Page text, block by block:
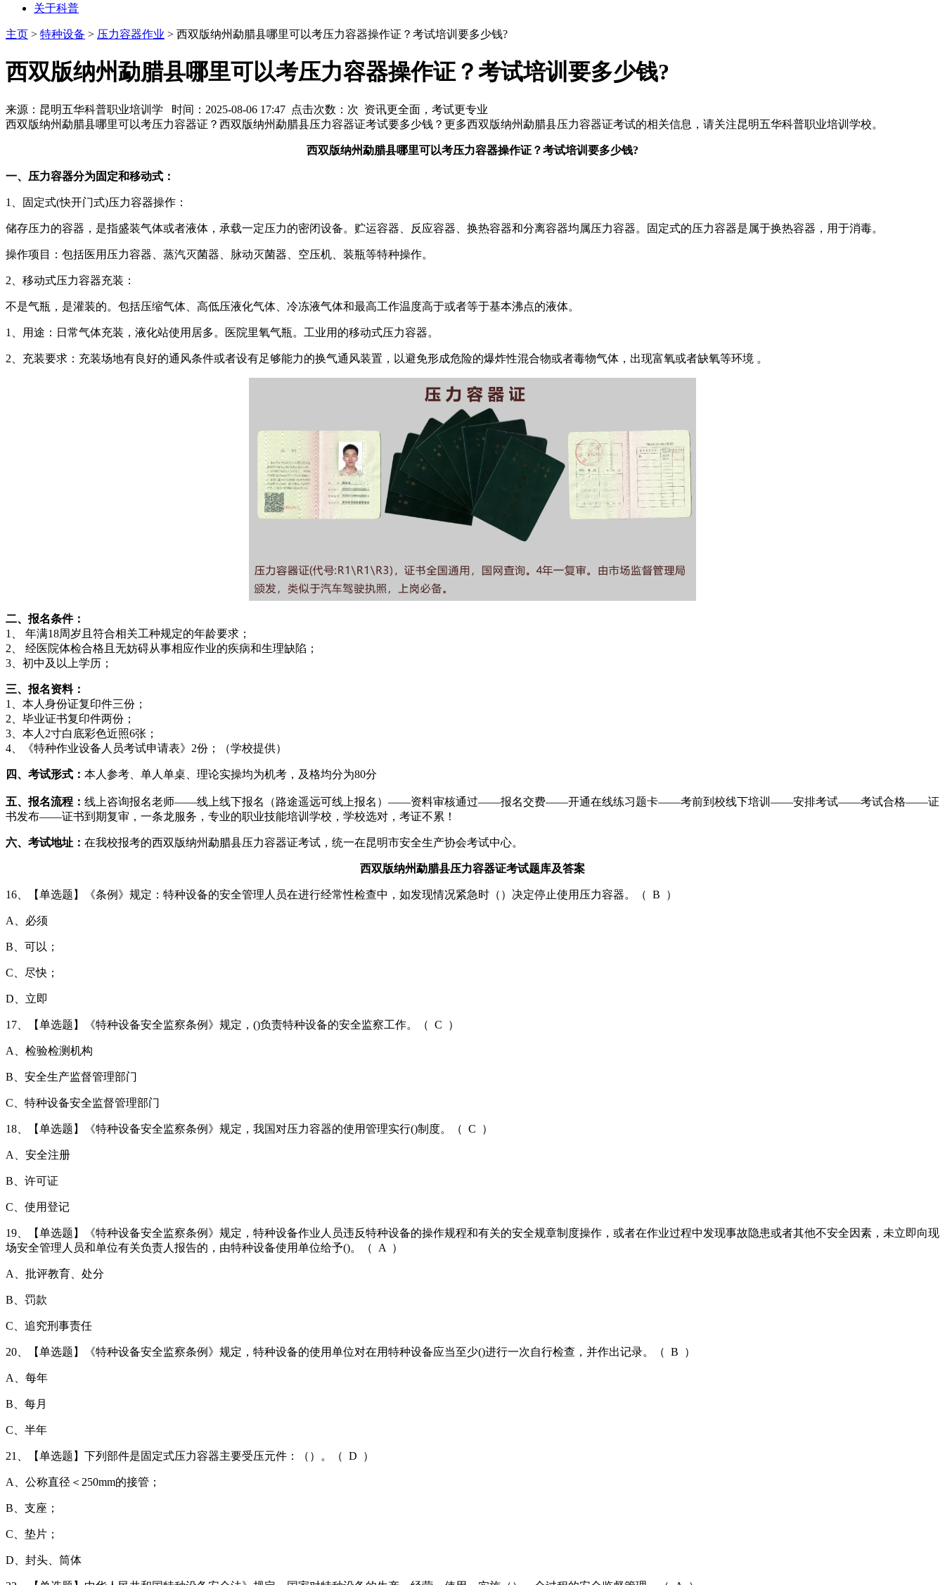
关于科普
主页 > 特种设备 > 压力容器作业 > 西双版纳州勐腊县哪里可以考压力容器操作证？考试培训要多少钱?
西双版纳州勐腊县哪里可以考压力容器操作证？考试培训要多少钱?
来源：昆明五华科普职业培训学 时间：2025-08-06 17:47 点击次数： 次 资讯更全面，考试更专业
西双版纳州勐腊县哪里可以考压力容器证？西双版纳州勐腊县压力容器证考试要多少钱？更多西双版纳州勐腊县压力容器证考试的相关信息，请关注昆明五华科普职业培训学校。
西双版纳州勐腊县哪里可以考压力容器操作证？考试培训要多少钱?
一、压力容器分为固定和移动式：
1、固定式(快开门式)压力容器操作：
储存压力的容器，是指盛装气体或者液体，承载一定压力的密闭设备。贮运容器、反应容器、换热容器和分离容器均属压力容器。固定式的压力容器是属于换热容器，用于消毒。
操作项目：包括医用压力容器、蒸汽灭菌器、脉动灭菌器、空压机、装瓶等特种操作。
2、移动式压力容器充装：
不是气瓶，是灌装的。包括压缩气体、高低压液化气体、冷冻液气体和最高工作温度高于或者等于基本沸点的液体。
1、用途：日常气体充装，液化站使用居多。医院里氧气瓶。工业用的移动式压力容器。
2、充装要求：充装场地有良好的通风条件或者设有足够能力的换气通风装置，以避免形成危险的爆炸性混合物或者毒物气体，出现富氧或者缺氧等环境 。
二、报名条件：
1、 年满18周岁且符合相关工种规定的年龄要求；
2、 经医院体检合格且无妨碍从事相应作业的疾病和生理缺陷；
3、初中及以上学历；
三、报名资料：
1、本人身份证复印件三份；
2、毕业证书复印件两份；
3、本人2寸白底彩色近照6张；
4、《特种作业设备人员考试申请表》2份；（学校提供）
四、考试形式： 本人参考、单人单桌、理论实操均为机考，及格均分为80分
五、报名流程： 线上咨询报名老师——线上线下报名（路途遥远可线上报名）——资料审核通过——报名交费——开通在线练习题卡——考前到校线下培训——安排考试——考试合格——证
书发布——证书到期复审，一条龙服务，专业的职业技能培训学校，学校选对，考证不累！
六、考试地址： 在我校报考的西双版纳州勐腊县压力容器证考试，统一在昆明市安全生产协会考试中心。
西双版纳州勐腊县压力容器证考试题库及答案
16、【单选题】《条例》规定：特种设备的安全管理人员在进行经常性检查中，如发现情况紧急时（）决定停止使用压力容器。（ B ）
A、必须
B、可以；
C、尽快；
D、立即
17、【单选题】《特种设备安全监察条例》规定，()负责特种设备的安全监察工作。（ C ）
A、检验检测机构
B、安全生产监督管理部门
C、特种设备安全监督管理部门
18、【单选题】《特种设备安全监察条例》规定，我国对压力容器的使用管理实行()制度。（ C ）
A、安全注册
B、许可证
C、使用登记
19、【单选题】《特种设备安全监察条例》规定，特种设备作业人员违反特种设备的操作规程和有关的安全规章制度操作，或者在作业过程中发现事故隐患或者其他不安全因素，未立即向现
场安全管理人员和单位有关负责人报告的，由特种设备使用单位给予()。（ A ）
A、批评教育、处分
B、罚款
C、追究刑事责任
20、【单选题】《特种设备安全监察条例》规定，特种设备的使用单位对在用特种设备应当至少()进行一次自行检查，并作出记录。（ B ）
A、每年
B、每月
C、半年
21、【单选题】下列部件是固定式压力容器主要受压元件：（）。（ D ）
A、公称直径＜250mm的接管；
B、支座；
C、垫片；
D、封头、筒体